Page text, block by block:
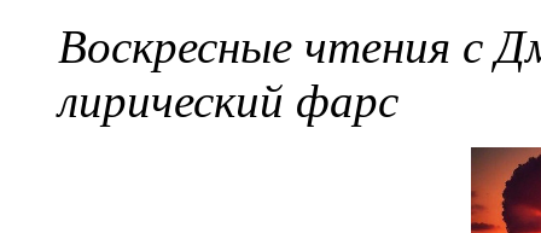
Воскресные чтения с
лирический фарс